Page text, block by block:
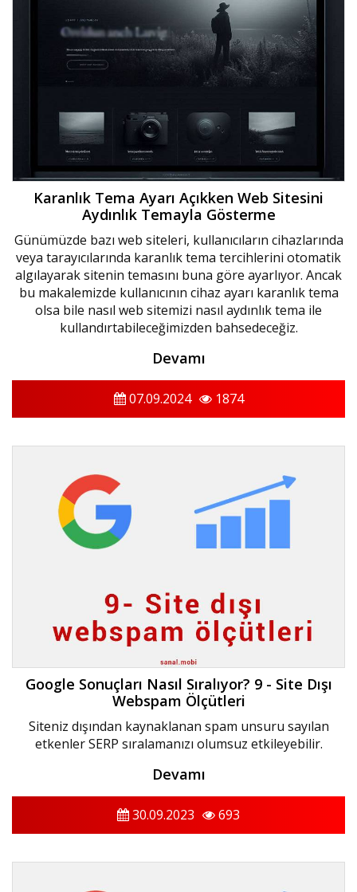
Karanlık Tema Ayarı Açıkken Web Sitesini
Aydınlık Temayla Gösterme
Günümüzde bazı web siteleri, kullanıcıların cihazlarında
veya tarayıcılarında karanlık tema tercihlerini otomatik
algılayarak sitenin temasını buna göre ayarlıyor. Ancak
bu makalemizde kullanıcının cihaz ayarı karanlık tema
olsa bile nasıl web sitemizi nasıl aydınlık tema ile
kullandırtabileceğimizden bahsedeceğiz.
Devamı
07.09.2024 1874
Google Sonuçları Nasıl Sıralıyor? 9 - Site Dışı
Webspam Ölçütleri
Siteniz dışından kaynaklanan spam unsuru sayılan
etkenler SERP sıralamanızı olumsuz etkileyebilir.
Devamı
30.09.2023 693